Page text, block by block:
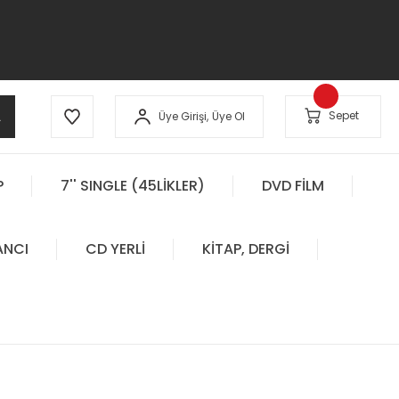
Üye Girişi, Üye Ol Sepet
7'' SINGLE (45LİKLER) DVD FİLM
CD YERLİ KİTAP, DERGİ